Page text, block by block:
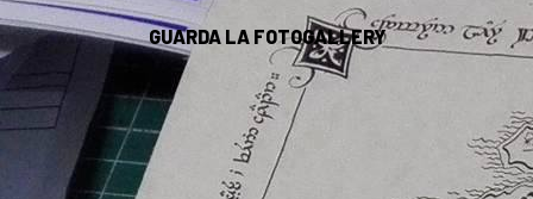
GUARDA LA FOTOGALLERY